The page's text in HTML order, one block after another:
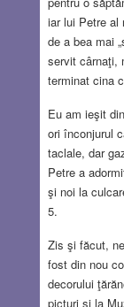
iar lui Petre al
de a bea mai
servit cârnaţi,
terminat cina
Eu am ieşit
ori înconjurul
taclale, dar
Petre a
şi noi la
5.
Zis şi făcut,
fost din nou
decorului
picturi şi la